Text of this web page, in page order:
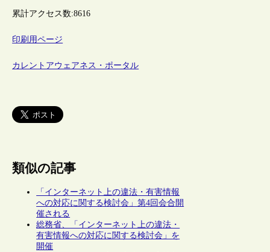
累計アクセス数:8616
印刷用ページ
カレントアウェアネス・ポータル
類似の記事
「インターネット上の違法・有害情報
への対応に関する検討会」第4回会合開
催される
総務省、「インターネット上の違法・
有害情報への対応に関する検討会」を
開催